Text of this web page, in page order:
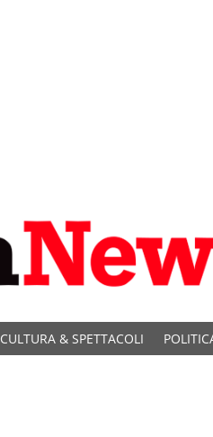
CULTURA & SPETTACOLI